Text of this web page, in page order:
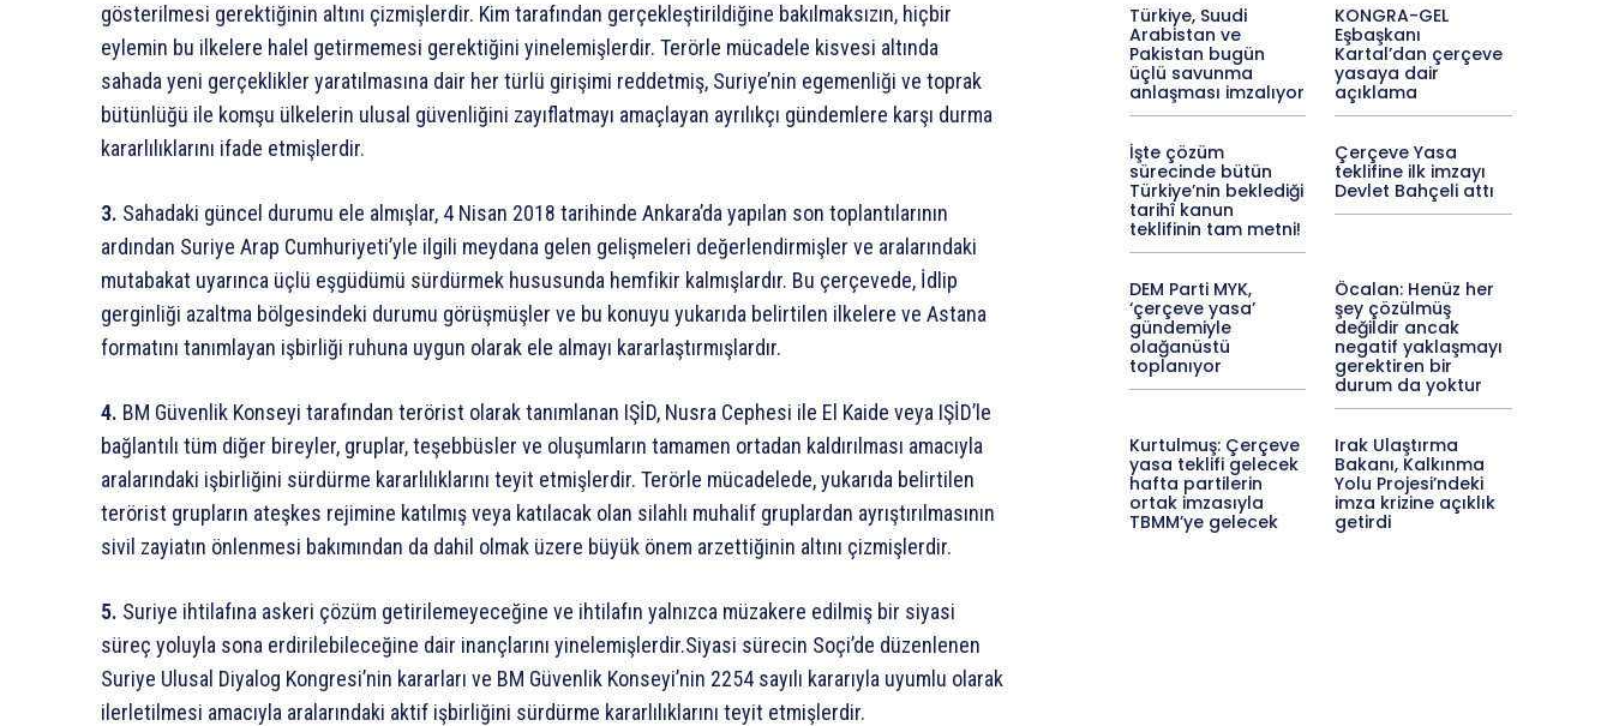
gösterilmesi gerektiğinin altını çizmişlerdir. Kim tarafından gerçekleştirildiğine bakılmaksızın, hiçbir
eylemin bu ilkelere halel getirmemesi gerektiğini yinelemişlerdir. Terörle mücadele kisvesi altında
sahada yeni gerçeklikler yaratılmasına dair her türlü girişimi reddetmiş, Suriye’nin egemenliği ve toprak
bütünlüğü ile komşu ülkelerin ulusal güvenliğini zayıflatmayı amaçlayan ayrılıkçı gündemlere karşı durma
kararlılıklarını ifade etmişlerdir.
3. Sahadaki güncel durumu ele almışlar, 4 Nisan 2018 tarihinde Ankara’da yapılan son toplantılarının
ardından Suriye Arap Cumhuriyeti’yle ilgili meydana gelen gelişmeleri değerlendirmişler ve aralarındaki
mutabakat uyarınca üçlü eşgüdümü sürdürmek hususunda hemfikir kalmışlardır. Bu çerçevede, İdlip
gerginliği azaltma bölgesindeki durumu görüşmüşler ve bu konuyu yukarıda belirtilen ilkelere ve Astana
formatını tanımlayan işbirliği ruhuna uygun olarak ele almayı kararlaştırmışlardır.
4. BM Güvenlik Konseyi tarafından terörist olarak tanımlanan IŞİD, Nusra Cephesi ile El Kaide veya IŞİD’le
bağlantılı tüm diğer bireyler, gruplar, teşebbüsler ve oluşumların tamamen ortadan kaldırılması amacıyla
aralarındaki işbirliğini sürdürme kararlılıklarını teyit etmişlerdir. Terörle mücadelede, yukarıda belirtilen
terörist grupların ateşkes rejimine katılmış veya katılacak olan silahlı muhalif gruplardan ayrıştırılmasının
sivil zayiatın önlenmesi bakımından da dahil olmak üzere büyük önem arzettiğinin altını çizmişlerdir.
5. Suriye ihtilafına askeri çözüm getirilemeyeceğine ve ihtilafın yalnızca müzakere edilmiş bir siyasi
süreç yoluyla sona erdirilebileceğine dair inançlarını yinelemişlerdir.Siyasi sürecin Soçi’de düzenlenen
Suriye Ulusal Diyalog Kongresi’nin kararları ve BM Güvenlik Konseyi’nin 2254 sayılı kararıyla uyumlu olarak
ilerletilmesi amacıyla aralarındaki aktif işbirliğini sürdürme kararlılıklarını teyit etmişlerdir.
Türkiye, Suudi
Arabistan ve
Pakistan bugün
üçlü savunma
anlaşması imzalıyor
KONGRA-GEL
Eşbaşkanı
Kartal’dan çerçeve
yasaya dair
açıklama
İşte çözüm
sürecinde bütün
Türkiye’nin beklediği
tarihî kanun
teklifinin tam metni!
Çerçeve Yasa
teklifine ilk imzayı
Devlet Bahçeli attı
DEM Parti MYK,
‘çerçeve yasa’
gündemiyle
olağanüstü
toplanıyor
Öcalan: Henüz her
şey çözülmüş
değildir ancak
negatif yaklaşmayı
gerektiren bir
durum da yoktur
Kurtulmuş: Çerçeve
yasa teklifi gelecek
hafta partilerin
ortak imzasıyla
TBMM’ye gelecek
Irak Ulaştırma
Bakanı, Kalkınma
Yolu Projesi’ndeki
imza krizine açıklık
getirdi